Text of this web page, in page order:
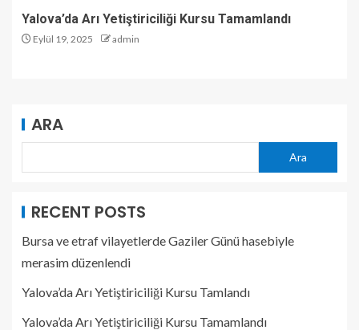
Yalova’da Arı Yetiştiriciliği Kursu Tamamlandı
Eylül 19, 2025 admin
ARA
Ara
RECENT POSTS
Bursa ve etraf vilayetlerde Gaziler Günü hasebiyle
merasim düzenlendi
Yalova’da Arı Yetiştiriciliği Kursu Tamlandı
Yalova’da Arı Yetiştiriciliği Kursu Tamamlandı